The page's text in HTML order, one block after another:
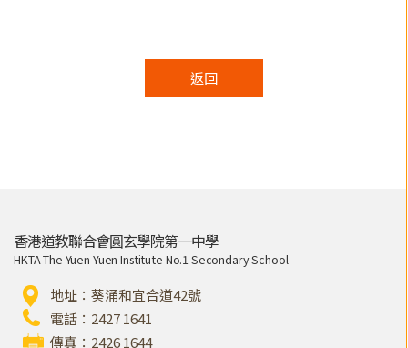
返回
香港道教聯合會圓玄學院第一中學
HKTA The Yuen Yuen Institute No.1 Secondary School
地址：葵涌和宜合道42號
電話：2427 1641
傳真：2426 1644